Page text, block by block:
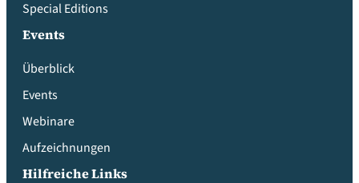
Special Editions
Events
Überblick
Events
Webinare
Aufzeichnungen
Hilfreiche Links